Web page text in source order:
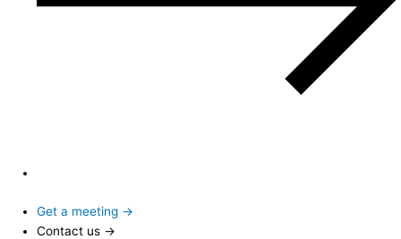
Get a meeting →
Contact us →